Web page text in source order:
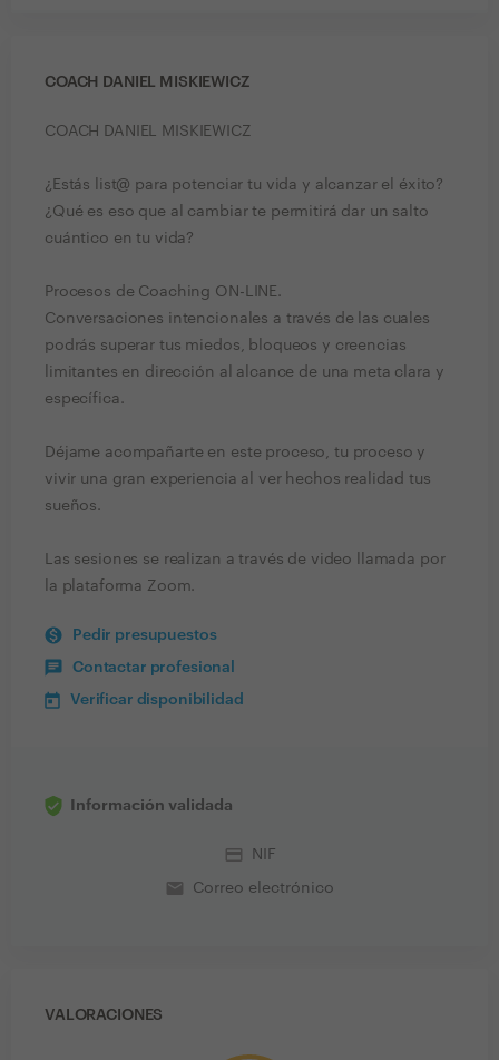
COACH DANIEL MISKIEWICZ
COACH DANIEL MISKIEWICZ
¿Estás list@ para potenciar tu vida y alcanzar el éxito?
¿Qué es eso que al cambiar te permitirá dar un salto
cuántico en tu vida?
Procesos de Coaching ON-LINE.
Conversaciones intencionales a través de las cuales
podrás superar tus miedos, bloqueos y creencias
limitantes en dirección al alcance de una meta clara y
específica.
Déjame acompañarte en este proceso, tu proceso y
vivir una gran experiencia al ver hechos realidad tus
sueños.
Las sesiones se realizan a través de video llamada por
la plataforma Zoom.
Pedir presupuestos
Contactar profesional
Verificar disponibilidad
Información validada
credit_card NIF
email Correo electrónico
VALORACIONES